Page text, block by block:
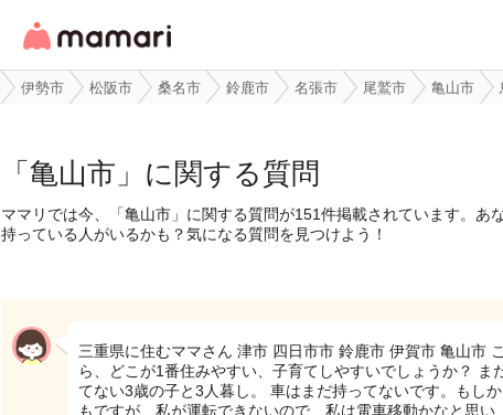
リ・情報サイト
伊勢市 松阪市 桑名市 鈴鹿市 名張市 尾鷲市 亀山市
「亀山市」に関する質問
ママリでは今、「亀山市」に関する質問が151件掲載されています。あ
持っている人がいるかも？気になる質問を見つけよう！
三重県に住むママさん 津市 四日市市 鈴鹿市 伊賀市 亀山市
ら、どこが1番住みやすい、子育てしやすいでしょうか？ ま
てない3歳の子と3人暮し。 車はまだ持ってないです。もし
もですが、私が運転できないので、私は電車移動かなと思い…